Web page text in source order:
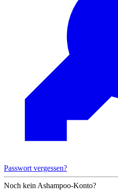
Passwort vergessen?
Noch kein Ashampoo-Konto?